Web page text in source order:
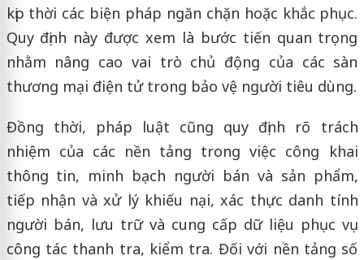
kịp thời các biện pháp ngăn chặn hoặc khắc phục.
Quy định này được xem là bước tiến quan trọng
nhằm nâng cao vai trò chủ động của các sàn
thương mại điện tử trong bảo vệ người tiêu dùng.
Đồng thời, pháp luật cũng quy định rõ trách
nhiệm của các nền tảng trong việc công khai
thông tin, minh bạch người bán và sản phẩm,
tiếp nhận và xử lý khiếu nại, xác thực danh tính
người bán, lưu trữ và cung cấp dữ liệu phục vụ
công tác thanh tra, kiểm tra. Đối với nền tảng số